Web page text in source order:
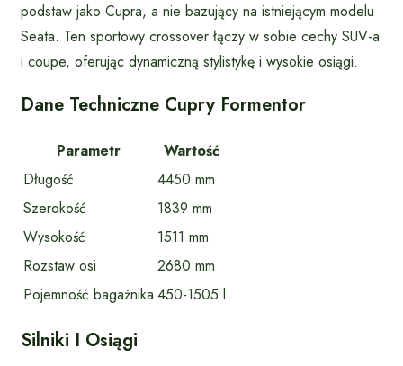
podstaw jako Cupra, a nie bazujący na istniejącym modelu
Seata. Ten sportowy crossover łączy w sobie cechy SUV-a
i coupe, oferując dynamiczną stylistykę i wysokie osiągi.
Dane Techniczne Cupry Formentor
Parametr
Wartość
Długość
4450 mm
Szerokość
1839 mm
Wysokość
1511 mm
Rozstaw osi
2680 mm
Pojemność bagażnika 450-1505 l
Silniki I Osiągi